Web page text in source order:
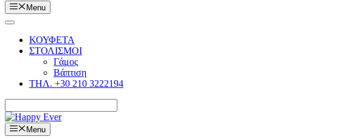
Menu
ΚΟΥΦΕΤΑ
ΣΤΟΛΙΣΜΟΙ
Γάμος
Βάπτιση
ΤΗΛ. +30 210 3222194
Menu